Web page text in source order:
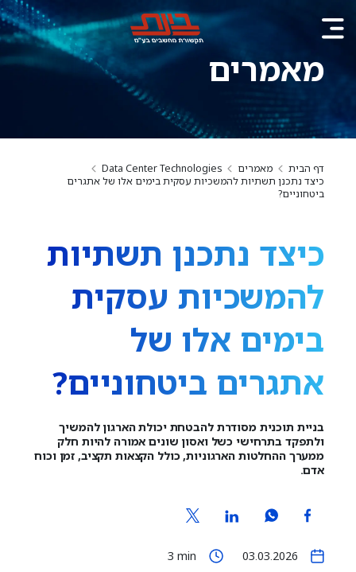
מאמרים
דף הבית מאמרים
Data Center Technologies
כיצד נתכנן תשתיות להמשכיות עסקית בימים אלו של אתגרים
ביטחוניים?
כיצד נתכנן תשתיות
להמשכיות עסקית
בימים אלו של
אתגרים ביטחוניים?
בניית תוכנית מסודרת להבטחת יכולת הארגון להמשיך
ולתפקד בתרחישי כשל ואסון שונים אמורה להיות חלק
ממערך ההחלטות הארגוניות, כולל הקצאות תקציב, זמן וכוח
אדם.
03.03.2026
3 min